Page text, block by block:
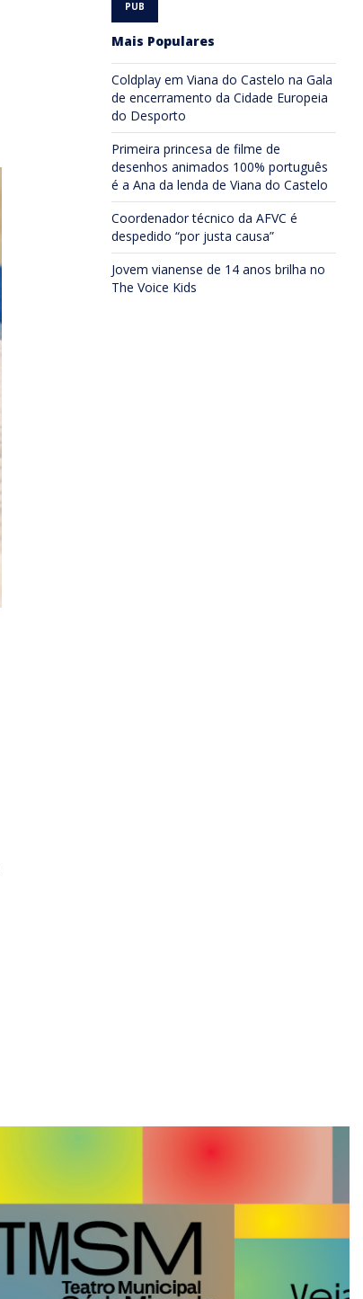
Mais Populares
Coldplay em Viana do Castelo na Gala
de encerramento da Cidade Europeia
do Desporto
Primeira princesa de filme de
desenhos animados 100% português
é a Ana da lenda de Viana do Castelo
Coordenador técnico da AFVC é
despedido “por justa causa”
Jovem vianense de 14 anos brilha no
The Voice Kids